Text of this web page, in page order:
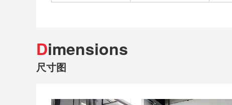
Dimensions
尺寸图